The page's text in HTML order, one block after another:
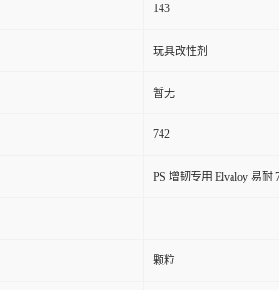
143
玩具改性剂
暂无
742
PS 增韧专用 Elvaloy 易
颗粒